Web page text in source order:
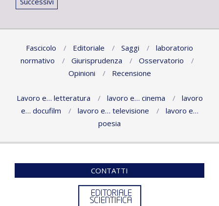
Fascicolo Editoriale Saggi
laboratorio
normativo
Giurisprudenza
Osservatorio
Opinioni
Recensione
Lavoro e… letteratura lavoro e… cinema
lavoro
e… docufilm
lavoro e… televisione
lavoro e…
poesia
CONTATTI